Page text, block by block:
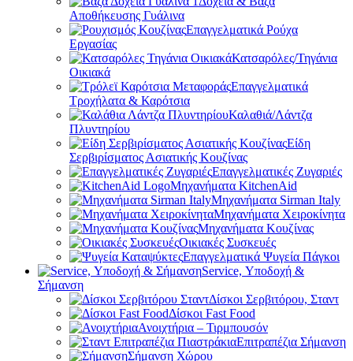
Αποθήκευσης Γυάλινα
Επαγγελματικά Ρούχα
Εργασίας
Κατσαρόλες/Τηγάνια
Οικιακά
Επαγγελματικά
Τροχήλατα & Καρότσια
Καλαθιά/Λάντζα
Πλυντηρίου
Είδη
Σερβιρίσματος Ασιατικής Κουζίνας
Επαγγελματικές Ζυγαριές
Μηχανήματα KitchenAid
Μηχανήματα Sirman Italy
Μηχανήματα Χειροκίνητα
Μηχανήματα Κουζίνας
Οικιακές Συσκευές
Επαγγελματικά Ψυγεία Πάγκοι
Service, Υποδοχή &
Σήμανση
Δίσκοι Σερβιτόρου, Σταντ
Δίσκοι Fast Food
Ανοιχτήρια – Τιρμπουσόν
Επιτραπέζια Σήμανση
Σήμανση Χώρου